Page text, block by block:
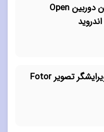
دانلود اپلیکیشن دوربین Open
دانلود برنامه ویرایشگر تصویر Fotor